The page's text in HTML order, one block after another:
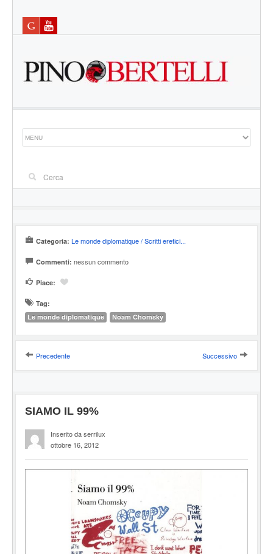
Categoria: Le monde diplomatique / Scritti eretici...
Commenti: nessun commento
Piace:
Tag:
Le monde diplomatique
Noam Chomsky
Precedente Successivo
SIAMO IL 99%
Inserito da serrilux
ottobre 16, 2012